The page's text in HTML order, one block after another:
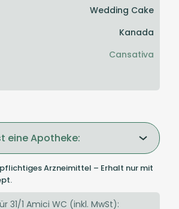
Wedding Cake
Kanada
Cansativa
eine Apotheke:
Arzneimittel – Erhalt nur mit
31/1 Amici WC (inkl. MwSt):